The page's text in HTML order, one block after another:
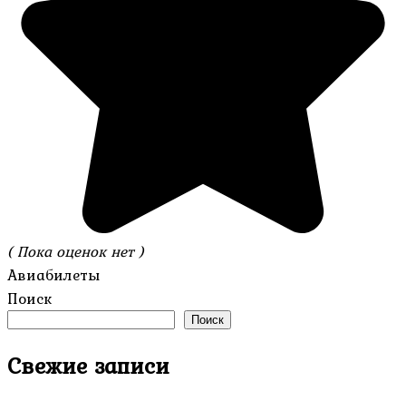
( Пока оценок нет )
Авиабилеты
Поиск
Поиск
Свежие записи